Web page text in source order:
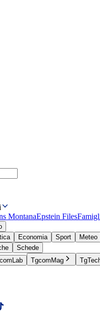
MontanaEpstein Files
Economia Sport
Meteo
Schede
TgcomMag